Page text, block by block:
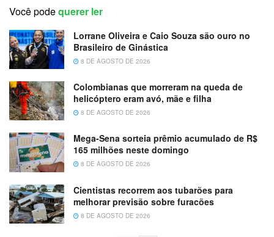
Você podequerer ler
Lorrane Oliveira e Caio Souza são ouro no
Brasileiro de Ginástica
8 DE AGOSTO DE 2026
Colombianas que morreram na queda de
helicóptero eram avó, mãe e filha
8 DE AGOSTO DE 2026
Mega-Sena sorteia prêmio acumulado de R$
165 milhões neste domingo
8 DE AGOSTO DE 2026
Cientistas recorrem aos tubarões para
melhorar previsão sobre furacões
8 DE AGOSTO DE 2026